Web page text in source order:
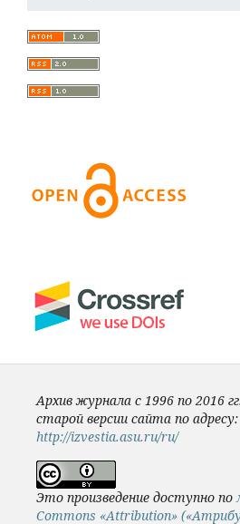
Архив журнала с 1996 по 2016
старой версии сайта по адресу:
http://izvestia.asu.ru/ru/
Это произведение доступно по
Commons «Attribution»